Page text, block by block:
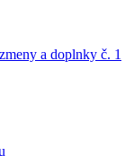
a doplnky č. 1